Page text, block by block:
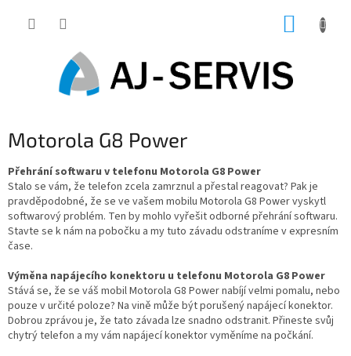
Motorola G8 Power
Přehrání softwaru v telefonu Motorola G8 Power
Stalo se vám, že telefon zcela zamrznul a přestal reagovat? Pak je
pravděpodobné, že se ve vašem mobilu Motorola G8 Power vyskytl
softwarový problém. Ten by mohlo vyřešit odborné přehrání softwaru.
Stavte se k nám na pobočku a my tuto závadu odstraníme v expresním
čase.
Výměna napájecího konektoru u telefonu Motorola G8 Power
Stává se, že se váš mobil Motorola G8 Power nabíjí velmi pomalu, nebo
pouze v určité poloze? Na vině může být porušený napájecí konektor.
Dobrou zprávou je, že tato závada lze snadno odstranit. Přineste svůj
chytrý telefon a my vám napájecí konektor vyměníme na počkání.